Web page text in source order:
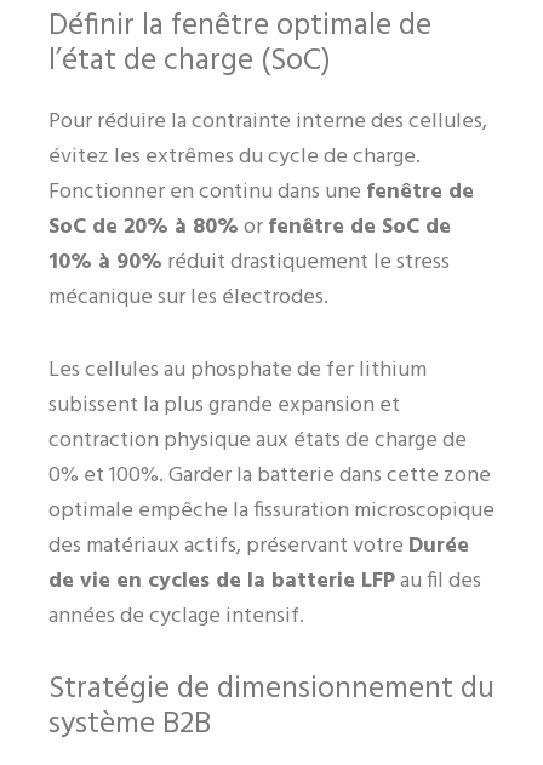
Définir la fenêtre optimale de
l’état de charge (SoC)
Pour réduire la contrainte interne des cellules,
évitez les extrêmes du cycle de charge.
Fonctionner en continu dans une fenêtre de
SoC de 20% à 80%orfenêtre de SoC de
10% à 90% réduit drastiquement le stress
mécanique sur les électrodes.
Les cellules au phosphate de fer lithium
subissent la plus grande expansion et
contraction physique aux états de charge de
0% et 100%. Garder la batterie dans cette zone
optimale empêche la fissuration microscopique
des matériaux actifs, préservant votre Durée
de vie en cycles de la batterie LFPau fil des
années de cyclage intensif.
Stratégie de dimensionnement du
système B2B